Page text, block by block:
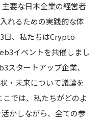
要な日本企業の経営者
れるための実践的な体
日、私たちはCrypto
イベントを共催しまし
スタートアップ企業、
・未来について議論を
では、私たちがどのよ
かしながら、全ての参